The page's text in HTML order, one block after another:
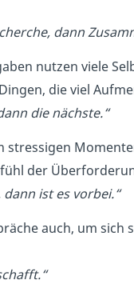
dann
nutzen viele
die viel
die nächste.“
der
ist es vorbei.“
auch, um